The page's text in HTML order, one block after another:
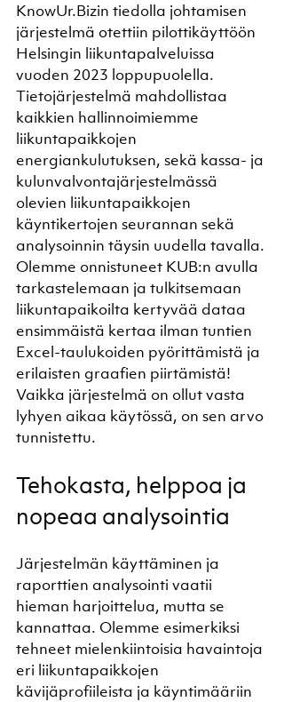
KnowUr.Bizin tiedolla johtamisen
järjestelmä otettiin pilottikäyttöön
Helsingin liikuntapalveluissa
vuoden 2023 loppupuolella.
Tietojärjestelmä mahdollistaa
kaikkien hallinnoimiemme
liikuntapaikkojen
energiankulutuksen, sekä kassa- ja
kulunvalvontajärjestelmässä
olevien liikuntapaikkojen
käyntikertojen seurannan sekä
analysoinnin täysin uudella tavalla.
Olemme onnistuneet KUB:n avulla
tarkastelemaan ja tulkitsemaan
liikuntapaikoilta kertyvää dataa
ensimmäistä kertaa ilman tuntien
Excel-taulukoiden pyörittämistä ja
erilaisten graafien piirtämistä!
Vaikka järjestelmä on ollut vasta
lyhyen aikaa käytössä, on sen arvo
tunnistettu.
Tehokasta, helppoa ja
nopeaa analysointia
Järjestelmän käyttäminen ja
raporttien analysointi vaatii
hieman harjoittelua, mutta se
kannattaa. Olemme esimerkiksi
tehneet mielenkiintoisia havaintoja
eri liikuntapaikkojen
kävijäprofiileista ja käyntimääriin